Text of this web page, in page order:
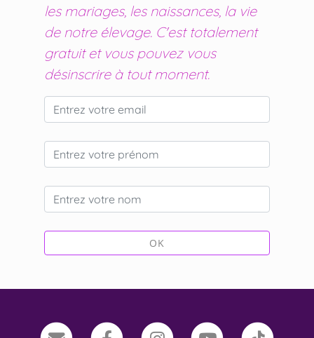
les mariages, les naissances, la vie
de notre élevage. C'est totalement
gratuit et vous pouvez vous
désinscrire à tout moment.
OK